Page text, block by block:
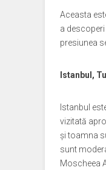
Aceasta
a
presiunea
Istanbul,
Istanbul
vizitată
și toamna
sunt
Moscheea